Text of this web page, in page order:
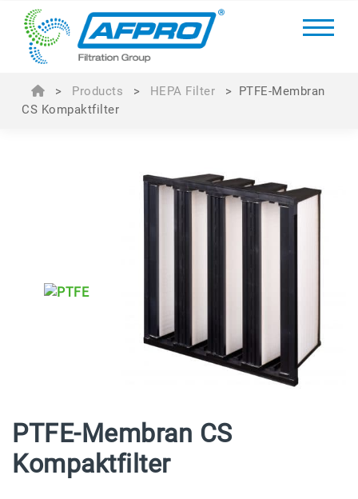
> Products > HEPA Filter > PTFE-Membran
CS Kompaktfilter
PTFE-Membran CS
Kompaktfilter